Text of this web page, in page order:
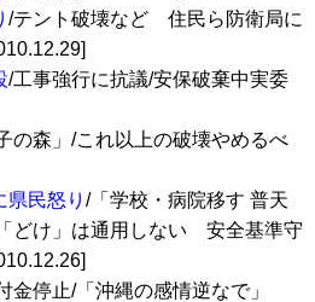
/テント破壊など 住民ら防衛局に
/工事強行に抗議/安保破棄中実委
の森」/これ以上の破壊やめるべ
県民怒り /「学校・病院移す 普天
どけ」は通用しない 安全基準守
金停止/「沖縄の感情逆なで」